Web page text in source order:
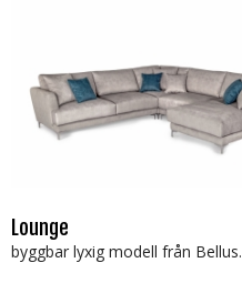
Lounge
byggbar lyxig modell från Bellus.